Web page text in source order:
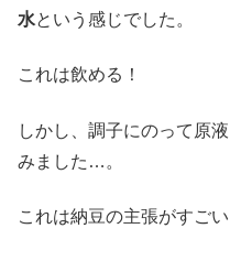
水という感じでした。
これは飲める！
しかし、調子にのって原
みました…。
これは納豆の主張がすごい